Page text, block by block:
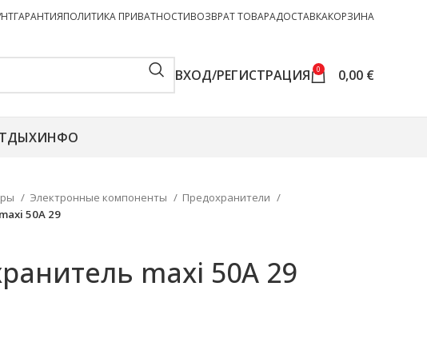
ГАРАНТИЯПОЛИТИКА ПРИВАТНОСТИВОЗВРАТ ТОВАРАДОСТАВКАКОРЗИНА
ВХОД/РЕГИСТРАЦИЯ 0 0,00 €
ИНФО
Электронные компоненты
Предохранители
50A 29
maxi 50A 29